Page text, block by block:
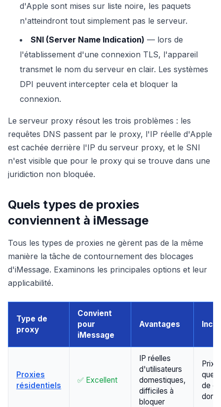
d'Apple sont mises sur liste noire, les paquets
n'atteindront tout simplement pas le serveur.
SNI (Server Name Indication) — lors de
l'établissement d'une connexion TLS, l'appareil
transmet le nom du serveur en clair. Les systèmes
DPI peuvent intercepter cela et bloquer la
connexion.
Le serveur proxy résout les trois problèmes : les
requêtes DNS passent par le proxy, l'IP réelle d'Apple
est cachée derrière l'IP du serveur proxy, et le SNI
n'est visible que pour le proxy qui se trouve dans une
juridiction non bloquée.
Quels types de proxies
conviennent à iMessage
Tous les types de proxies ne gèrent pas de la même
manière la tâche de contournement des blocages
d'iMessage. Examinons les principales options et leur
applicabilité.
Type de
proxy
Convient
pour
iMessage
Avantages
Proxies
résidentiels
✅ Excellent
IP réelles
d'utilisateurs
domestiques,
difficiles à
bloquer
Prix
que
de